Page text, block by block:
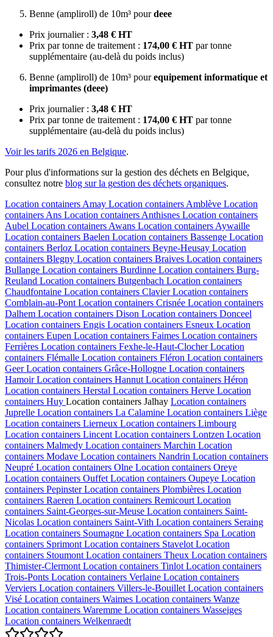
Benne (ampliroll) de 10m³ pourdeee
Prix journalier : 3,48 € HT
Prix par tonne de traitement : 174,00 € HT par tonne
supplémentaire (au-delà du poids inclus)
Benne (ampliroll) de 10m³ pourequipement informatique et
imprimantes (deee)
Prix journalier : 3,48 € HT
Prix par tonne de traitement : 174,00 € HT par tonne
supplémentaire (au-delà du poids inclus)
Voir les tarifs 2026 en Belgique.
Pour plus d'informations sur la gestion des déchets en Belgique,
consultez notre blog sur la gestion des déchets organiques.
Location containers Amay Location containers Amblève Location
containers Ans Location containers Anthisnes Location containers
Aubel Location containers Awans Location containers Aywaille
Location containers Baelen Location containers Bassenge Location
containers Berloz Location containers Beyne-Heusay Location
containers Blegny Location containers Braives Location containers
Bullange Location containers Burdinne Location containers Burg-
Reuland Location containers Butgenbach Location containers
Chaudfontaine Location containers Clavier Location containers
Comblain-au-Pont Location containers Crisnée Location containers
Dalhem Location containers Dison Location containers Donceel
Location containers Engis Location containers Esneux Location
containers Eupen Location containers Faimes Location containers
Ferrières Location containers Fexhe-le-Haut-Clocher Location
containers Flémalle Location containers Fléron Location containers
Geer Location containers Grâce-Hollogne Location containers
Hamoir Location containers Hannut Location containers Héron
Location containers Herstal Location containers Herve Location
containers Huy Location containers Jalhay Location containers
Juprelle Location containers La Calamine Location containers Liège
Location containers Lierneux Location containers Limbourg
Location containers Lincent Location containers Lontzen Location
containers Malmedy Location containers Marchin Location
containers Modave Location containers Nandrin Location containers
Neupré Location containers Olne Location containers Oreye
Location containers Ouffet Location containers Oupeye Location
containers Pepinster Location containers Plombières Location
containers Raeren Location containers Remicourt Location
containers Saint-Georges-sur-Meuse Location containers Saint-
Nicolas Location containers Saint-Vith Location containers Seraing
Location containers Soumagne Location containers Spa Location
containers Sprimont Location containers Stavelot Location
containers Stoumont Location containers Theux Location containers
Thimister-Clermont Location containers Tinlot Location containers
Trois-Ponts Location containers Verlaine Location containers
Verviers Location containers Villers-le-Bouillet Location containers
Visé Location containers Waimes Location containers Wanze
Location containers Waremme Location containers Wasseiges
Location containers Welkenraedt